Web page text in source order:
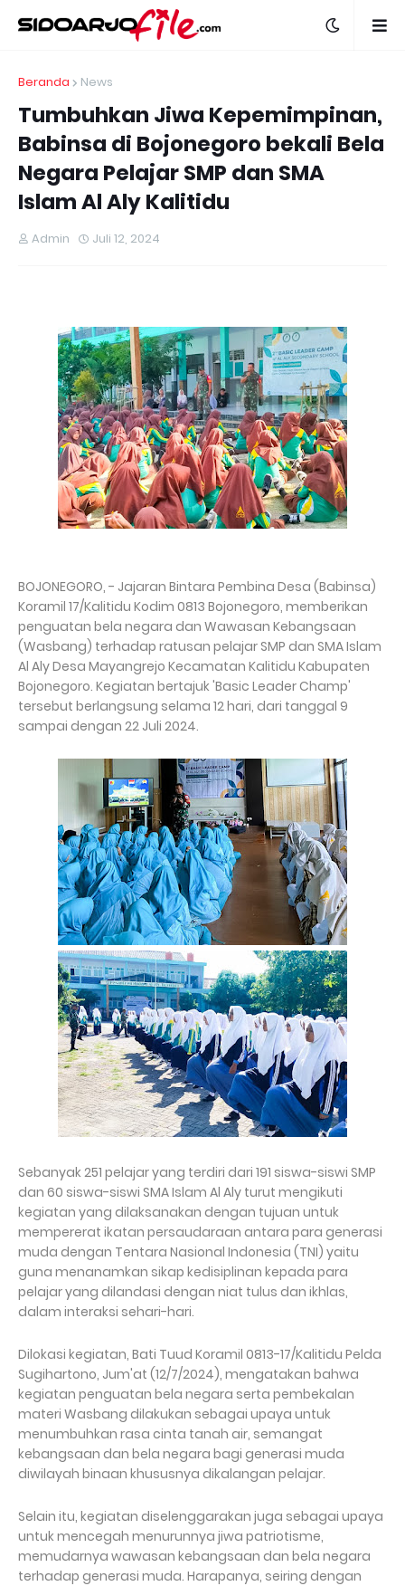
Beranda News
Tumbuhkan Jiwa Kepemimpinan,
Babinsa di Bojonegoro bekali Bela
Negara Pelajar SMP dan SMA
Islam Al Aly Kalitidu
Admin Juli 12, 2024
BOJONEGORO, - Jajaran Bintara Pembina Desa (Babinsa)
Koramil 17/Kalitidu Kodim 0813 Bojonegoro, memberikan
penguatan bela negara dan Wawasan Kebangsaan
(Wasbang) terhadap ratusan pelajar SMP dan SMA Islam
Al Aly Desa Mayangrejo Kecamatan Kalitidu Kabupaten
Bojonegoro. Kegiatan bertajuk 'Basic Leader Champ'
tersebut berlangsung selama 12 hari, dari tanggal 9
sampai dengan 22 Juli 2024.
Sebanyak 251 pelajar yang terdiri dari 191 siswa-siswi SMP
dan 60 siswa-siswi SMA Islam Al Aly turut mengikuti
kegiatan yang dilaksanakan dengan tujuan untuk
mempererat ikatan persaudaraan antara para generasi
muda dengan Tentara Nasional Indonesia (TNI) yaitu
guna menanamkan sikap kedisiplinan kepada para
pelajar yang dilandasi dengan niat tulus dan ikhlas,
dalam interaksi sehari-hari.
Dilokasi kegiatan, Bati Tuud Koramil 0813-17/Kalitidu Pelda
Sugihartono, Jum'at (12/7/2024), mengatakan bahwa
kegiatan penguatan bela negara serta pembekalan
materi Wasbang dilakukan sebagai upaya untuk
menumbuhkan rasa cinta tanah air, semangat
kebangsaan dan bela negara bagi generasi muda
diwilayah binaan khususnya dikalangan pelajar.
Selain itu, kegiatan diselenggarakan juga sebagai upaya
untuk mencegah menurunnya jiwa patriotisme,
memudarnya wawasan kebangsaan dan bela negara
terhadap generasi muda. Harapanya, seiring dengan